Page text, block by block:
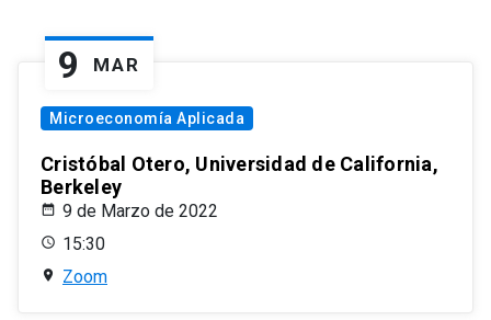
9 MAR
Microeconomía Aplicada
Cristóbal Otero, Universidad de California,
Berkeley
9 de Marzo de 2022
15:30
Zoom